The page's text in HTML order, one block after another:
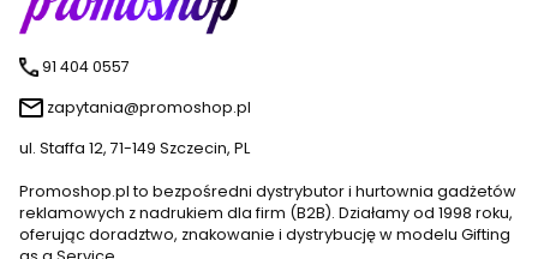
91 404 0557
zapytania@promoshop.pl
ul. Staffa 12, 71-149 Szczecin, PL
Promoshop.pl to bezpośredni dystrybutor i hurtownia gadżetów
reklamowych z nadrukiem dla firm (B2B). Działamy od 1998 roku,
oferując doradztwo, znakowanie i dystrybucję w modelu Gifting